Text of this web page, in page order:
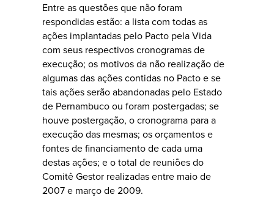
Entre as questões que não foram
respondidas estão: a lista com todas as
ações implantadas pelo Pacto pela Vida
com seus respectivos cronogramas de
execução; os motivos da não realização de
algumas das ações contidas no Pacto e se
tais ações serão abandonadas pelo Estado
de Pernambuco ou foram postergadas; se
houve postergação, o cronograma para a
execução das mesmas; os orçamentos e
fontes de financiamento de cada uma
destas ações; e o total de reuniões do
Comitê Gestor realizadas entre maio de
2007 e março de 2009.